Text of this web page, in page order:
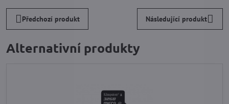
Předchozí produkt Následující produkt
Alternativní produkty